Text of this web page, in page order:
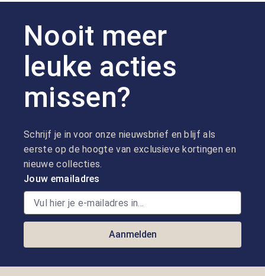
Nooit meer
leuke acties
missen?
Schrijf je in voor onze nieuwsbrief en blijf als
eerste op de hoogte van exclusieve kortingen en
nieuwe collecties.
Jouw emailadres
Aanmelden